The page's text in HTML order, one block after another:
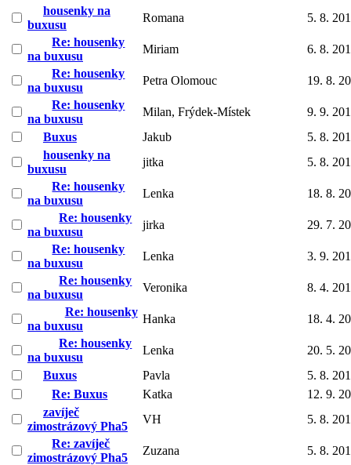
housenky na
buxusu
Romana
5. 8.
Re: housenky
na buxusu
Miriam
6. 8.
Re: housenky
na buxusu
Petra Olomouc
19. 8.
Re: housenky
na buxusu
Milan, Frýdek-Místek
9. 9.
Buxus
Jakub
5. 8.
housenky na
buxusu
jitka
5. 8.
Re: housenky
na buxusu
Lenka
18. 8.
Re: housenky
na buxusu
jirka
29. 7.
Re: housenky
na buxusu
Lenka
3. 9.
Re: housenky
na buxusu
Veronika
8. 4.
Re: housenky
na buxusu
Hanka
18. 4.
Re: housenky
na buxusu
Lenka
20. 5.
Buxus
Pavla
5. 8.
Re: Buxus
Katka
12. 9.
zavíječ
zimostrázový Pha5
VH
5. 8.
Re: zavíječ
zimostrázový Pha5
Zuzana
5. 8.